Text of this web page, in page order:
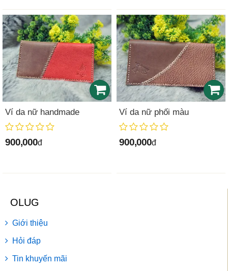
Ví da nữ handmade
900,000đ
Ví da nữ phối màu
900,000đ
OLUG
Giới thiệu
Hỏi đáp
Tin khuyến mãi